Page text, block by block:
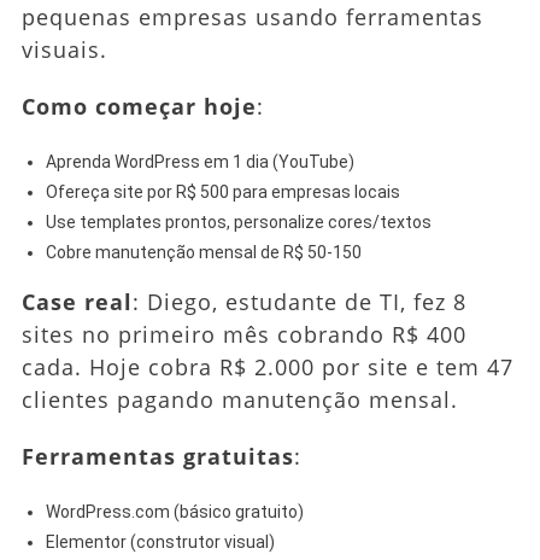
pequenas empresas usando ferramentas
visuais.
Como começar hoje:
Aprenda WordPress em 1 dia (YouTube)
Ofereça site por R$ 500 para empresas locais
Use templates prontos, personalize cores/textos
Cobre manutenção mensal de R$ 50-150
Case real: Diego, estudante de TI, fez 8
sites no primeiro mês cobrando R$ 400
cada. Hoje cobra R$ 2.000 por site e tem 47
clientes pagando manutenção mensal.
Ferramentas gratuitas:
WordPress.com (básico gratuito)
Elementor (construtor visual)